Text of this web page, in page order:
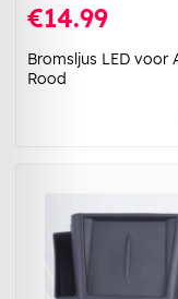
€14.99
Bromsljus LED voor
Rood